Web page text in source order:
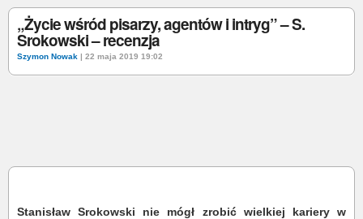
„Życie wśród pisarzy, agentów i intryg” – S.
Srokowski – recenzja
Szymon Nowak | 22 maja 2019 19:02
Stanisław Srokowski nie mógł zrobić wielkiej kariery w